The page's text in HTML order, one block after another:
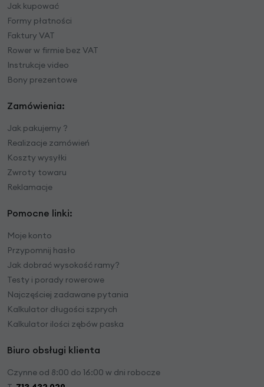
Jak kupować
Formy płatności
Faktury VAT
Rower w firmie bez VAT
Instrukcje video
Bony prezentowe
Zamówienia:
Jak pakujemy ?
Realizacje zamówień
Koszty wysyłki
Zwroty towaru
Reklamacje
Pomocne linki:
Moje konto
Przypomnij hasło
Jak dobrać wysokość ramy?
Testy i porady rowerowe
Najczęściej zadawane pytania
Kalkulator długości szprych
Kalkulator ilości zębów paska
Biuro obsługi klienta
Czynne od 8:00 do 16:00 w dni robocze